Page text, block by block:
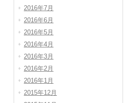
2016年7月
2016年6月
2016年5月
2016年4月
2016年3月
2016年2月
2016年1月
2015年12月